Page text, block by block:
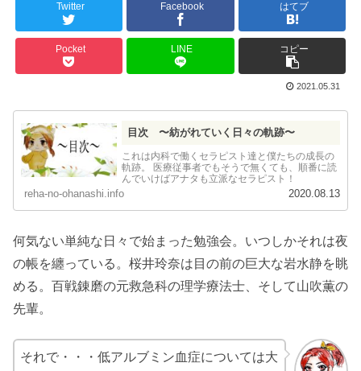
Twitter Facebook はてブ
Pocket LINE コピー
2021.05.31
目次 〜紡がれていく日々の軌跡〜
これは内科で働くセラピスト達と僕たちの成長の
軌跡。 医療従事者でもそうで無くても、順番に読
んでいけばアナタも立派なセラピスト！
reha-no-ohanashi.info 2020.08.13
何気ない単純な日々で始まった勉強会。いつしかそれは夜
の帳を纏っている。桜井玲奈は目の前の巨大な岩水静を眺
める。百戦錬磨の元救急科の理学療法士、そして山吹薫の
先輩。
それで・・・低アルブミン血症については大